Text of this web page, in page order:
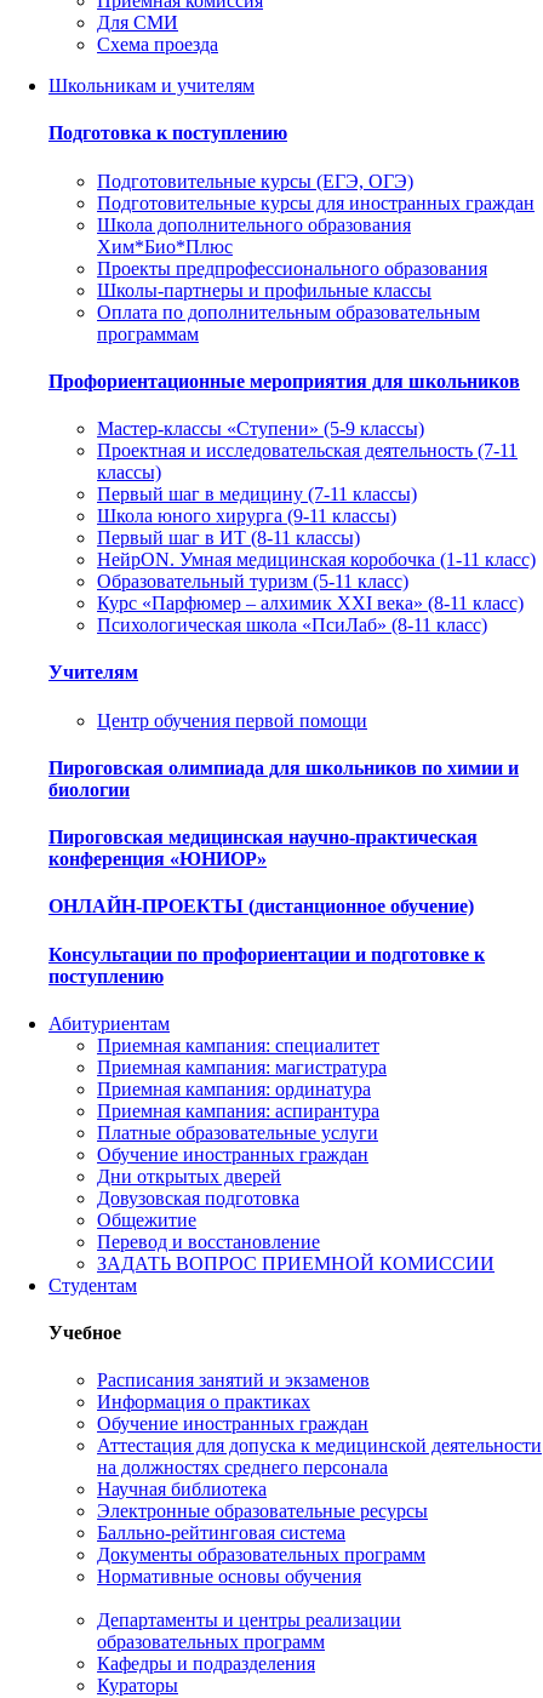
Для СМИ
Схема проезда
Школьникам и учителям
Подготовка к поступлению
Подготовительные курсы (ЕГЭ, ОГЭ)
Подготовительные курсы для иностранных граждан
Школа дополнительного образования
Хим*Био*Плюс
Проекты предпрофессионального образования
Школы-партнеры и профильные классы
Оплата по дополнительным образовательным
программам
Профориентационные мероприятия для школьников
Мастер-классы «Ступени» (5-9 классы)
Проектная и исследовательская деятельность (7-11
классы)
Первый шаг в медицину (7-11 классы)
Школа юного хирурга (9-11 классы)
Первый шаг в ИТ (8-11 классы)
НейрON. Умная медицинская коробочка (1-11 класс)
Образовательный туризм (5-11 класс)
Курс «Парфюмер – алхимик XXI века» (8-11 класс)
Психологическая школа «ПсиЛаб» (8-11 класс)
Учителям
Центр обучения первой помощи
Пироговская олимпиада для школьников по химии и
биологии
Пироговская медицинская научно-практическая
конференция «ЮНИОР»
ОНЛАЙН-ПРОЕКТЫ (дистанционное обучение)
Консультации по профориентации и подготовке к
поступлению
Абитуриентам
Приемная кампания: специалитет
Приемная кампания: магистратура
Приемная кампания: ординатура
Приемная кампания: аспирантура
Платные образовательные услуги
Обучение иностранных граждан
Дни открытых дверей
Довузовская подготовка
Общежитие
Перевод и восстановление
ЗАДАТЬ ВОПРОС ПРИЕМНОЙ КОМИССИИ
Студентам
Учебное
Расписания занятий и экзаменов
Информация о практиках
Обучение иностранных граждан
Аттестация для допуска к медицинской деятельности
на должностях среднего персонала
Научная библиотека
Электронные образовательные ресурсы
Балльно-рейтинговая система
Документы образовательных программ
Нормативные основы обучения
Департаменты и центры реализации
образовательных программ
Кафедры и подразделения
Кураторы